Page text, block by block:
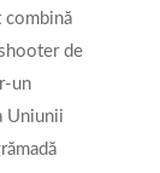
combină
de
un
Uniunii